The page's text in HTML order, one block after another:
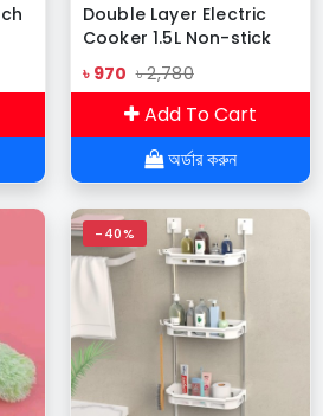
Double Layer Electric
Cooker 1.5L Non-stick
Pan Electric Cooking
Machine Home 1-2
People Multifunction
Hot Pot
৳ 970 ৳ 2,780
Add To Cart
অর্ডার করুন
-40%